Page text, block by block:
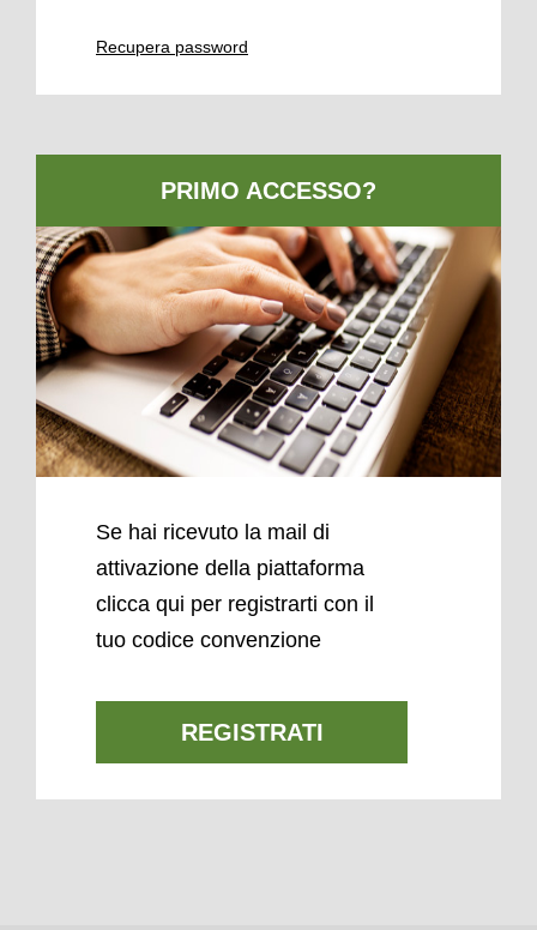
Recupera password
Se hai ricevuto la mail di
attivazione della piattaforma
clicca qui per registrarti con il
tuo codice convenzione
REGISTRATI